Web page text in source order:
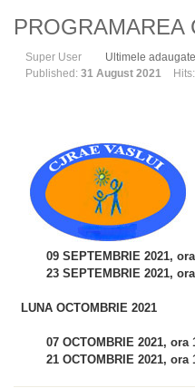
PROGRAMAREA
Super User
Ultimele adaugate
Published: 31 August 2021
09 SEPTEMBRIE 2021,
23 SEPTEMBRIE 2021,
LUNA OCTOMBRIE 2021
07 OCTOMBRIE 2021, ora
21 OCTOMBRIE 2021, ora